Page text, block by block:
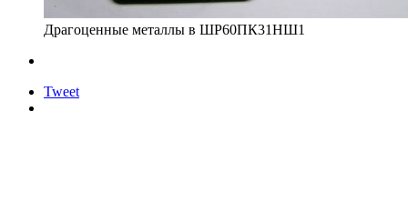
Драгоценные металлы в ШР60ПК31НШ1
Tweet